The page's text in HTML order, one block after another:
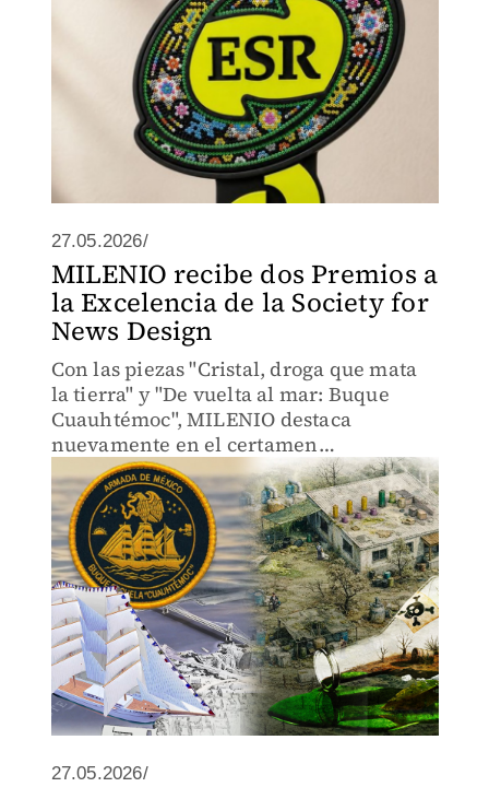
27.05.2026/
MILENIO recibe dos Premios a
la Excelencia de la Society for
News Design
Con las piezas "Cristal, droga que mata
la tierra" y "De vuelta al mar: Buque
Cuauhtémoc", MILENIO destaca
nuevamente en el certamen
internacional de narrativa visual.
27.05.2026/